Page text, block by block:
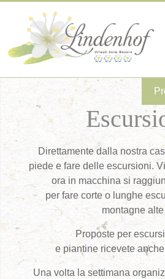
Direttamente dalla nostra
piede e fare delle escursioni.
ora in macchina si
per fare corte o lunghe
montagne
Proposte per
e piantine ricevete
Una volta la settimana